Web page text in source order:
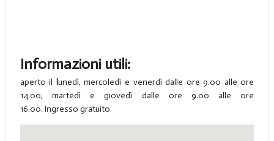
Informazioni utili:
aperto il lunedì, mercoledì e venerdì dalle ore 9.00 alle ore
14.00, martedì e giovedì dalle ore 9.00 alle ore
16.00. Ingresso gratuito.